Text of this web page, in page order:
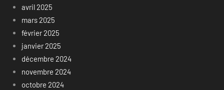
avril 2025
mars 2025
février 2025
janvier 2025
décembre 2024
novembre 2024
octobre 2024